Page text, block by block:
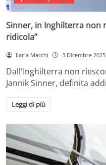
Sinner, in Inghilterra non
ridicola”
Ilaria Macchi 3 Dicembre 2025
Dall'Inghilterra non
Jannik Sinner, definita
Leggi di più